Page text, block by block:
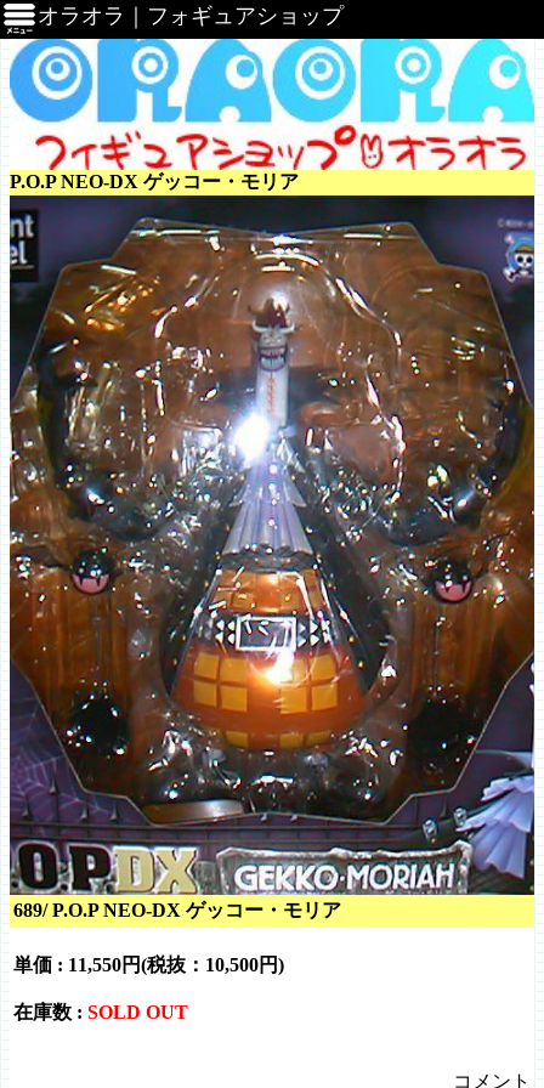
オラオラ｜フォギュアショップ
P.O.P NEO-DX ゲッコー・モリア
689/ P.O.P NEO-DX ゲッコー・モリア
単価 : 11,550円(税抜：10,500円)
在庫数 : SOLD OUT
コメント